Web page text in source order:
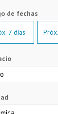
7 días